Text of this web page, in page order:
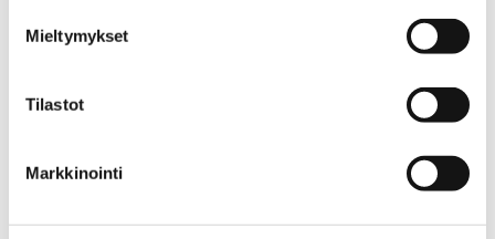
Mieltymykset
Tilastot
Markkinointi
ja 4:llä virtatulolla. Käytettävissä suomenkieliset valikot ja VNC-
toiminto kauko-ohjaukseen netin kautta. Joustava muistin hallinta.